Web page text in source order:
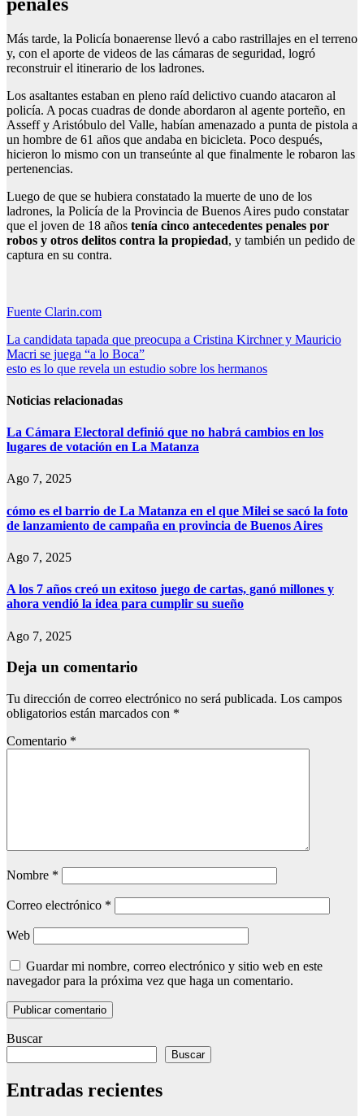
Más tarde, la Policía bonaerense llevó a cabo rastrillajes en el terreno
y, con el aporte de videos de las cámaras de seguridad, logró
reconstruir el itinerario de los ladrones.
Los asaltantes estaban en pleno raíd delictivo cuando atacaron al
policía. A pocas cuadras de donde abordaron al agente porteño, en
Asseff y Aristóbulo del Valle, habían amenazado a punta de pistola a
un hombre de 61 años que andaba en bicicleta. Poco después,
hicieron lo mismo con un transeúnte al que finalmente le robaron las
pertenencias.
Luego de que se hubiera constatado la muerte de uno de los
ladrones, la Policía de la Provincia de Buenos Aires pudo constatar
que el joven de 18 años tenía cinco antecedentes penales por
robos y otros delitos contra la propiedad, y también un pedido de
captura en su contra.
Fuente Clarin.com
Navegación
de
La candidata tapada que preocupa a Cristina Kirchner y Mauricio
Macri se juega “a lo Boca”
esto es lo que revela un estudio sobre los hermanos
Noticias relacionadas
La Cámara Electoral definió que no habrá cambios en los
lugares de votación en La Matanza
Ago 7, 2025
cómo es el barrio de La Matanza en el que Milei se sacó la foto
de lanzamiento de campaña en provincia de Buenos Aires
Ago 7, 2025
A los 7 años creó un exitoso juego de cartas, ganó millones y
ahora vendió la idea para cumplir su sueño
Ago 7, 2025
Deja un comentario
Tu dirección de correo electrónico no será publicada. Los campos
obligatorios están marcados con *
Comentario *
Nombre *
Correo electrónico *
Web
Guardar mi nombre, correo electrónico y sitio web en este
navegador para la próxima vez que haga un comentario.
Buscar
Buscar
Entradas recientes